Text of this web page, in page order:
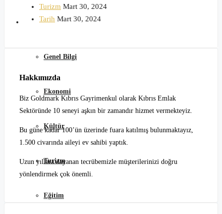
Kuzey Kıbrıs
Genel Bilgi
Ekonomi
Kültür
Turizm
Eğitim
Turizm Mart 30, 2024
Tarih Mart 30, 2024
Hakkımızda
Biz Goldmark Kıbrıs Gayrimenkul olarak Kıbrıs Emlak
Sektöründe 10 seneyi aşkın bir zamandır hizmet vermekteyiz.
Bu güne kadar 100’ün üzerinde fuara katılmış bulunmaktayız,
1.500 civarında aileyi ev sahibi yaptık.
Uzun yıllara dayanan tecrübemizle müşterilerinizi doğru
yönlendirmek çok önemli.